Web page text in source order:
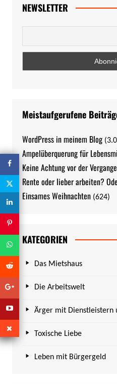
NEWSLETTER
Meistaufgerufene
WordPress in meinem Blog
Ampelüberquerung für
Keine Achtung vor der
Rente oder lieber arbeiten?
Einsames Weihnachten (624)
KATEGORIEN
Das Mietshaus
Die Arbeitswelt
Ärger mit Dienstleistern
Toxische Liebe
Leben mit Bürgergeld